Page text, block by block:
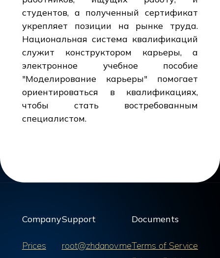
студентов, а полученный сертификат
укрепляет позиции на рынке труда.
Национальная система квалификаций
служит конструктором карьеры, а
электронное учебное пособие
"Моделирование карьеры" помогает
ориентироваться в квалификациях,
чтобы стать востребованным
специалистом.
Company
Prices
Support
root@zhdanov.me
Documents
Terms of Service